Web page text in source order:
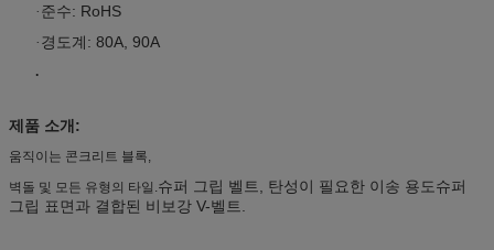
· 준수: RoHS
· 경도계: 80A, 90A
.
제품 소개:
움직이는 콘크리트 블록,
벽돌 및 모든 유형의 타일.슈퍼 그립 벨트, 탄성이 필요한 이송 용도슈퍼
그립 표면과 결합된 비보강 V-벨트.